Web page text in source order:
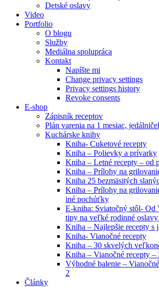
Detské oslavy
Video
Portfolio
O blogu
Služby
Mediálna spolupráca
Kontakt
Napíšte mi
Change privacy settings
Privacy settings history
Revoke consents
E-shop
Zápisník receptov
Plán varenia na 1 mesiac,
Kuchárske knihy
Kniha- Cuketové recepty
Kniha – Polievky a prívarky
Kniha – Letné recepty – od
Kniha – Prílohy na
Kniha 25 bezmäsitých
Kniha – Prílohy na
iné pochúťky
E-kniha: Sviatočný stôl- Od
tipy na veľké rodinné
Kniha – Najlepšie recepty s
Kniha- Vianočné recepty
Kniha – 30 skvelých
Kniha – Vianočné recepty –
Výhodné balenie –
2
Články